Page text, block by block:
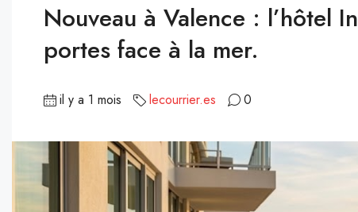
Nouveau à Valence : l’hôtel
portes face à la mer.
il y a 1 mois lecourrier.es 0